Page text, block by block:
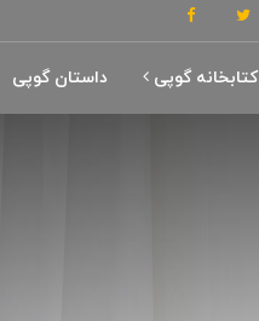
کتابخانه گوپی داستان گوپی